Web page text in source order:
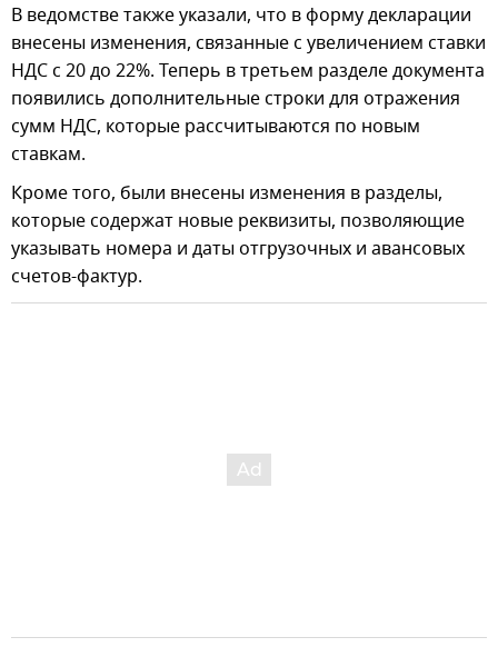
В ведомстве также указали, что в форму декларации
внесены изменения, связанные с увеличением ставки
НДС с 20 до 22%. Теперь в третьем разделе документа
появились дополнительные строки для отражения
сумм НДС, которые рассчитываются по новым
ставкам.
Кроме того, были внесены изменения в разделы,
которые содержат новые реквизиты, позволяющие
указывать номера и даты отгрузочных и авансовых
счетов-фактур.